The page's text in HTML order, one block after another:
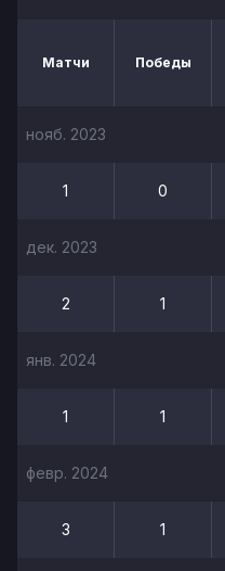
Матчи Победы
нояб. 2023
1 0
дек. 2023
2 1
янв. 2024
1 1
февр. 2024
3 1